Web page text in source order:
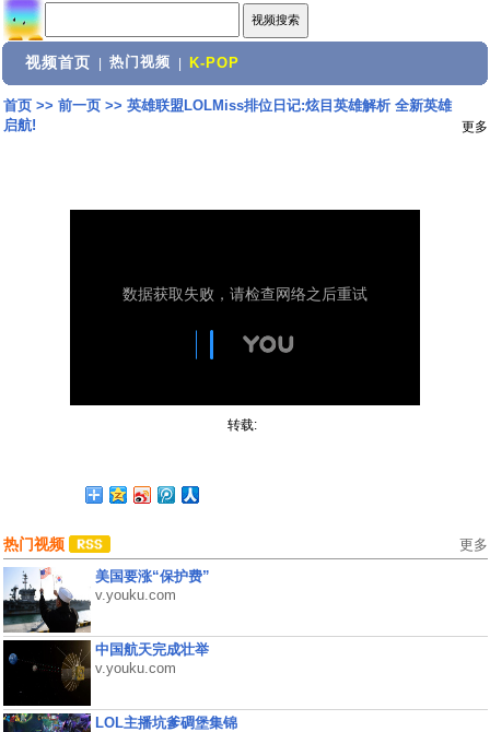
视频首页 热门视频 K-POP
首页>> 前一页>> 英雄联盟LOLMiss排位日记:炫目英雄解析 全新英雄
启航!
更多
转载:
热门视频 更多
美国要涨“保护费”
v.youku.com
中国航天完成壮举
v.youku.com
LOL主播坑爹碉堡集锦